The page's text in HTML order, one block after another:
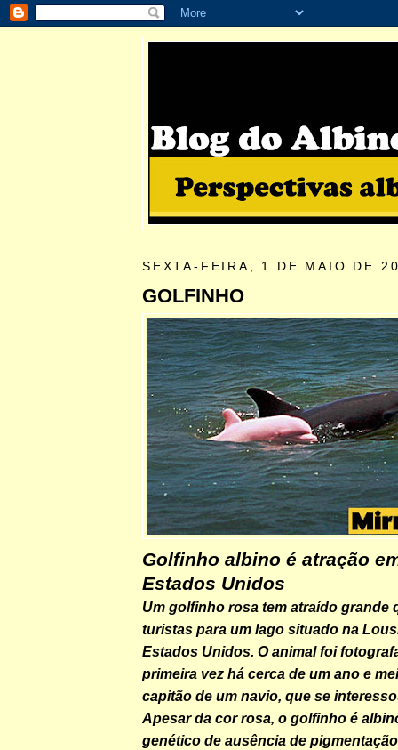
SEXTA-FEIRA, 1 DE MAIO DE
GOLFINHO
Golfinho albino é atração
Estados Unidos
Um golfinho rosa tem atraído grande
turistas para um lago situado na
Estados Unidos. O animal foi
primeira vez há cerca de um ano e
capitão de um navio, que se
Apesar da cor rosa, o golfinho é
genético de ausência de